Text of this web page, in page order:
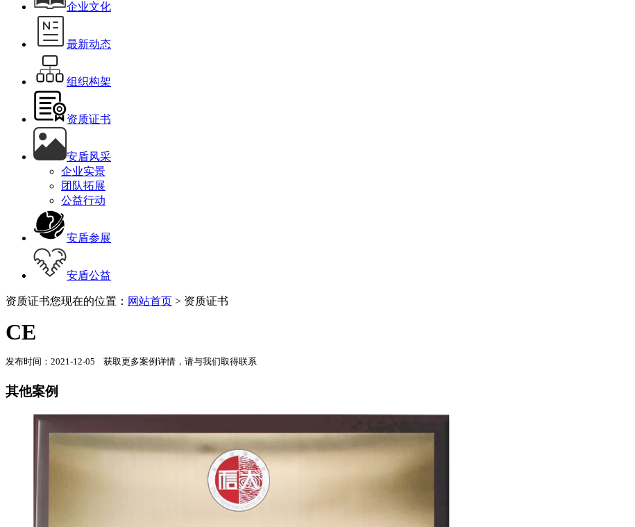
企业文化
最新动态
组织构架
资质证书
安盾风采
企业实景
团队拓展
公益行动
安盾参展
安盾公益
资质证书您现在的位置： 网站首页 > 资质证书
CE
发布时间：2021-12-05 获取更多案例详情，请与我们取得联系
其他案例